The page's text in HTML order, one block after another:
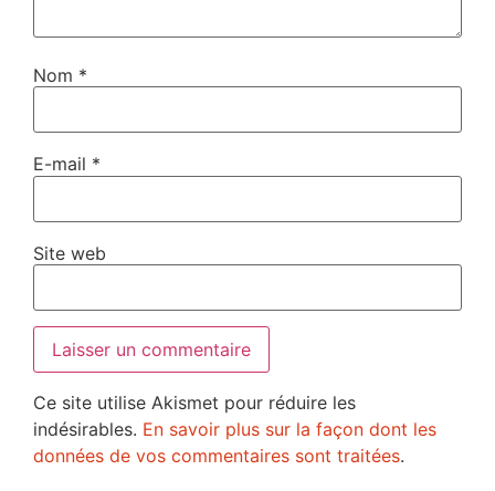
Nom *
E-mail *
Site web
Ce site utilise Akismet pour réduire les
indésirables. En savoir plus sur la façon dont les
données de vos commentaires sont traitées.